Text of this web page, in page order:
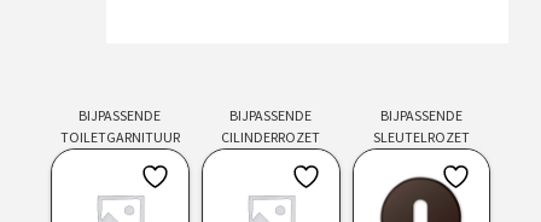
BIJPASSENDE
TOILETGARNITUUR
BIJPASSENDE
CILINDERROZET
BIJPASSENDE
SLEUTELROZET